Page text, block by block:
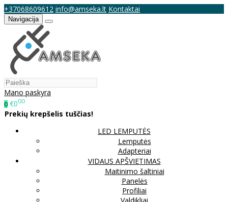
+37068609612 info@amseka.lt Kontaktai
Navigacija
Mano paskyra
0 €000
Prekių krepšelis tuščias!
LED LEMPUTĖS
Lemputės
Adapteriai
VIDAUS APŠVIETIMAS
Maitinimo šaltiniai
Panelės
Profiliai
Valdikliai